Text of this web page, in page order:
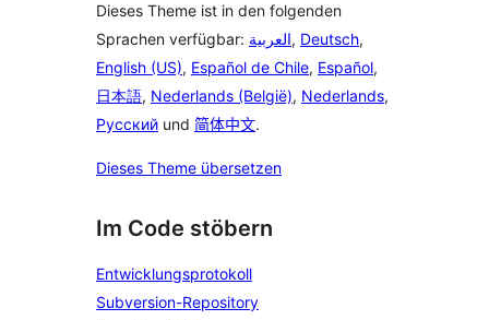
Dieses Theme ist in den folgenden
Sprachen verfügbar: العربية, Deutsch,
English (US), Español de Chile, Español,
日本語, Nederlands (België), Nederlands,
Русский und 简体中文.
Dieses Theme übersetzen
Im Code stöbern
Entwicklungsprotokoll
Subversion-Repository